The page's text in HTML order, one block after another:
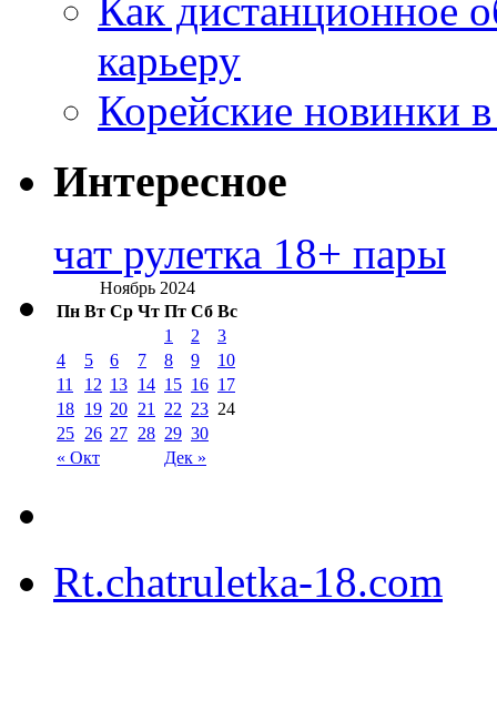
Как дистанционное
карьеру
Корейские новинки
Интересное
чат рулетка 18+ пары
Ноябрь 2024
Пн Вт Ср Чт Пт Сб Вс
« Окт Дек »
1 2
3
4
5 6 7 8 9
10
11
12 13 14 15 16 17
18 19 20 21 22 23 24
25 26 27 28 29 30
Rt.chatruletka-18.com